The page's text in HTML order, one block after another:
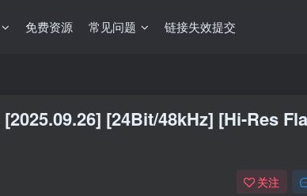
免费资源 常见问题 链接失效提交
[24Bit/48kHz] [Hi-Res
关注